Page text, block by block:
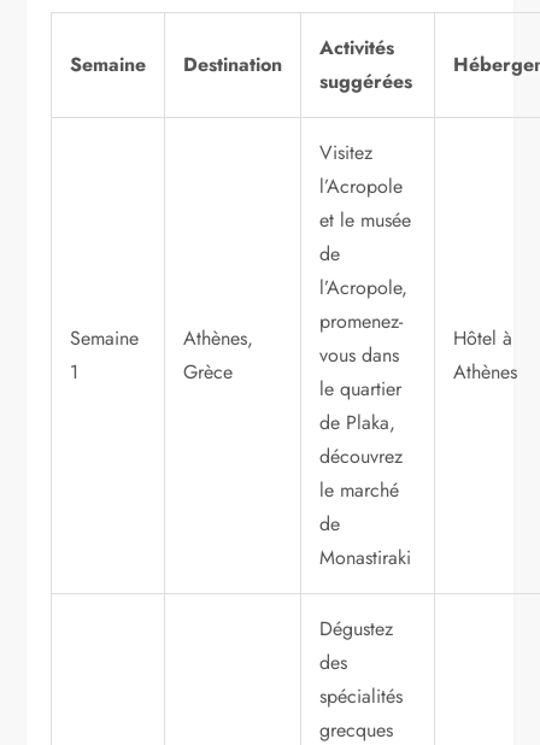
Semaine Destination
Activités
suggérées
Semaine
1
Athènes,
Grèce
Visitez
l’Acropole
et le musée
de
l’Acropole,
promenez-
vous dans
le quartier
de Plaka,
découvrez
le marché
de
Monastiraki
Hôtel à
Athènes
Dégustez
des
spécialités
grecques